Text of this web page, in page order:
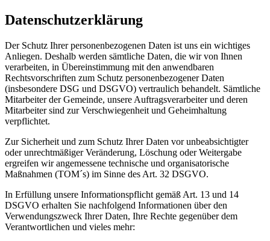
Datenschutzerklärung
Der Schutz Ihrer personenbezogenen Daten ist uns ein wichtiges
Anliegen. Deshalb werden sämtliche Daten, die wir von Ihnen
verarbeiten, in Übereinstimmung mit den anwendbaren
Rechtsvorschriften zum Schutz personenbezogener Daten
(insbesondere DSG und DSGVO) vertraulich behandelt. Sämtliche
Mitarbeiter der Gemeinde, unsere Auftragsverarbeiter und deren
Mitarbeiter sind zur Verschwiegenheit und Geheimhaltung
verpflichtet.
Zur Sicherheit und zum Schutz Ihrer Daten vor unbeabsichtigter
oder unrechtmäßiger Veränderung, Löschung oder Weitergabe
ergreifen wir angemessene technische und organisatorische
Maßnahmen (TOM´s) im Sinne des Art. 32 DSGVO.
In Erfüllung unsere Informationspflicht gemäß Art. 13 und 14
DSGVO erhalten Sie nachfolgend Informationen über den
Verwendungszweck Ihrer Daten, Ihre Rechte gegenüber dem
Verantwortlichen und vieles mehr: